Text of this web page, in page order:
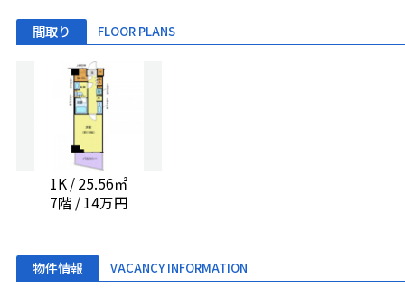
間取り FLOOR PLANS
1K / 25.56㎡
7階 / 14万円
物件情報 VACANCY INFORMATION